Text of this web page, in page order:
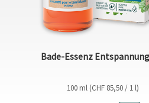
Bade-Essenz
100 ml (CHF 85,50 / 1 l)